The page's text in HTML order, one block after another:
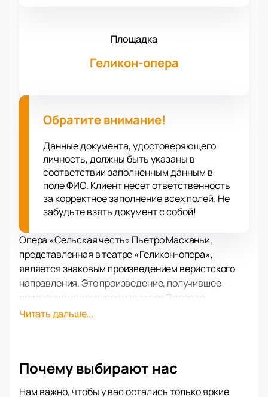
Площадка
Геликон-опера
Обратите внимание!
Данные документа, удостоверяющего
личность, должны быть указаны в
соответствии заполненным данным в
поле ФИО. Клиент несет ответственность
за корректное заполнение всех полей. Не
забудьте взять документ с собой!
Опера «Сельская честь» Пьетро Масканьи,
представленная в театре «Геликон-опера»,
является знаковым произведением веристского
направления. Это произведение, получившее
признание на конкурсе издателя Эдоардо
Сонзоньо, быстро завоевало мировую
свидетельствует о её неугасающей популярности.
Читать дальше...
Почему выбирают нас
Нам важно, чтобы у вас остались только яркие